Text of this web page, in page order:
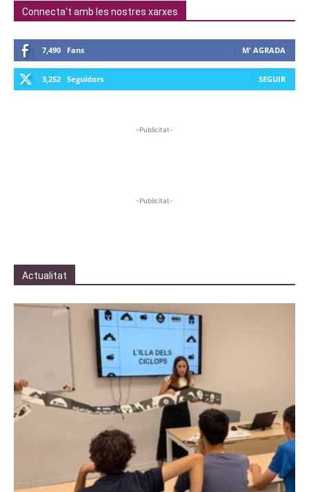
Connecta't amb les nostres xarxes
7,490 Fans M' AGRADA
3,252 Seguidors SEGUIR
-Publicitat-
-Publicitat-
Actualitat